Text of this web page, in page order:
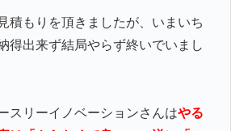
積もりを頂きましたが、いまいち
得出来ず結局やらず終いでいまし
スリーイノベーションさんはやる